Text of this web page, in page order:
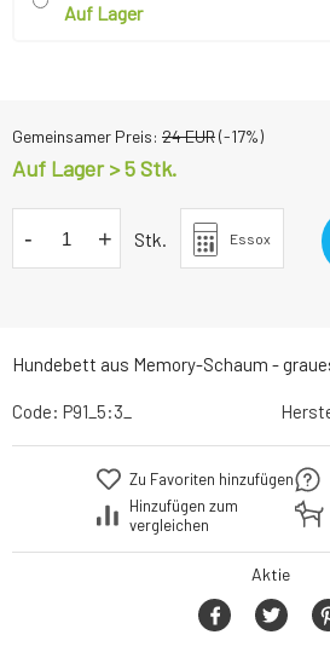
Hundebett aus Memory-Schaum -
Auf Lager
Gemeinsamer Preis: 24EUR(-17%)
Auf Lager > 5 Stk.
- + Stk. Essox
Code: P91_5:3_
Zu Favoriten hinzufügen
Hinzufügen zum
vergleichen
Aktie